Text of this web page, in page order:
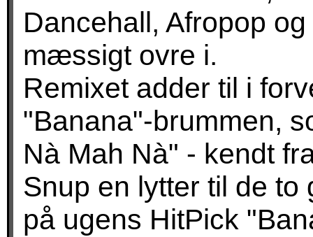
Dancehall, Afropop
mæssigt ovre i.
Remixet adder til i
"Banana"-brummen,
Nà Mah Nà" - kendt
Snup en lytter til de
på ugens HitPick